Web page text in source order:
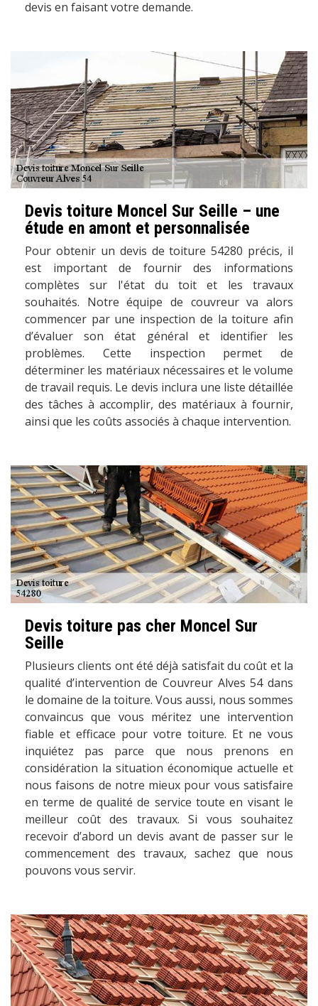
devis en faisant votre demande.
Devis toiture Moncel Sur Seille – une
étude en amont et personnalisée
Pour obtenir un devis de toiture 54280 précis, il
est important de fournir des informations
complètes sur l'état du toit et les travaux
souhaités. Notre équipe de couvreur va alors
commencer par une inspection de la toiture afin
d’évaluer son état général et identifier les
problèmes. Cette inspection permet de
déterminer les matériaux nécessaires et le volume
de travail requis. Le devis inclura une liste détaillée
des tâches à accomplir, des matériaux à fournir,
ainsi que les coûts associés à chaque intervention.
Devis toiture pas cher Moncel Sur
Seille
Plusieurs clients ont été déjà satisfait du coût et la
qualité d’intervention de Couvreur Alves 54 dans
le domaine de la toiture. Vous aussi, nous sommes
convaincus que vous méritez une intervention
fiable et efficace pour votre toiture. Et ne vous
inquiétez pas parce que nous prenons en
considération la situation économique actuelle et
nous faisons de notre mieux pour vous satisfaire
en terme de qualité de service toute en visant le
meilleur coût des travaux. Si vous souhaitez
recevoir d’abord un devis avant de passer sur le
commencement des travaux, sachez que nous
pouvons vous servir.